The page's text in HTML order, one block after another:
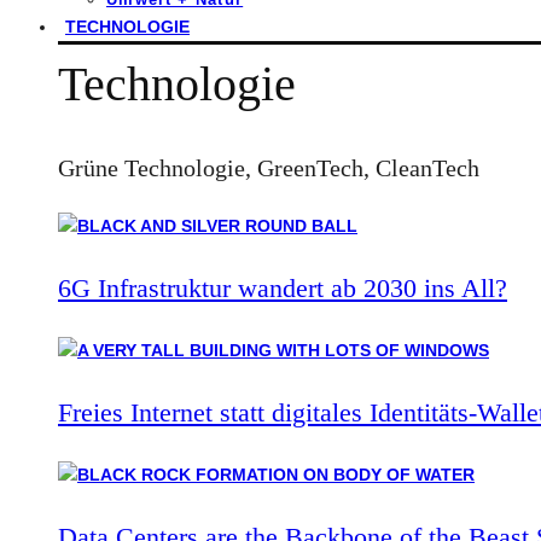
TECHNOLOGIE
Technologie
Grüne Technologie, GreenTech, CleanTech
6G Infrastruktur wandert ab 2030 ins All?
Freies Internet statt digitales Identitäts-